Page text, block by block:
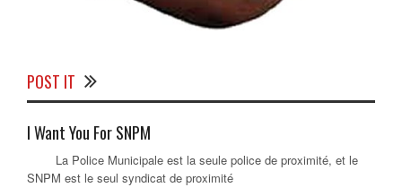
POST IT
I Want You For SNPM
La Police Municipale est la seule police de proximité, et le
SNPM est le seul syndicat de proximité